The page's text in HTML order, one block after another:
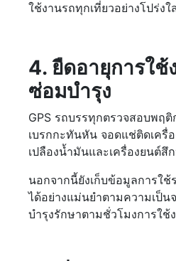
ใช้งานรถทุกเที่ยวอย่างโปร่งใ
4. ยืดอายุการใช้
ซ่อมบำรุง
GPS รถบรรทุกตรวจสอบพฤ
เบรกกะทันหัน จอดแช่ติดเครื่
เปลืองน้ำมันและเครื่องยนต์สึ
นอกจากนี้ยังเก็บข้อมูลการใ
ได้อย่างแม่นยำตามความเป็น
บำรุงรักษาตามชั่วโมงการใช้